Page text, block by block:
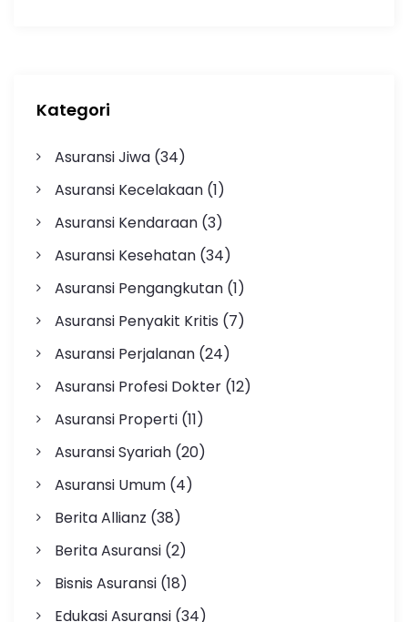
Kategori
Asuransi Jiwa(34)
Asuransi Kecelakaan(1)
Asuransi Kendaraan(3)
Asuransi Kesehatan(34)
Asuransi Pengangkutan(1)
Asuransi Penyakit Kritis (7)
Asuransi Perjalanan(24)
Asuransi Profesi Dokter(12)
Asuransi Properti(11)
Asuransi Syariah(20)
Asuransi Umum(4)
Berita Allianz (38)
Berita Asuransi(2)
Bisnis Asuransi(18)
Edukasi Asuransi(34)